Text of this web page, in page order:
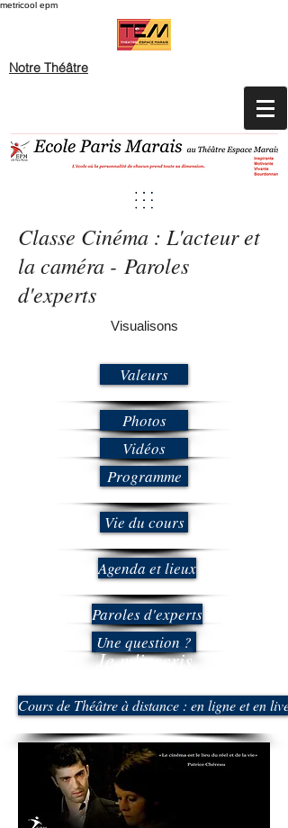
metricool epm
Notre Théâtre
Classe Cinéma : L'acteur et
la caméra - Paroles
d'experts
Visualisons
Valeurs
Photos
Vidéos
Programme
Vie du cours
Agenda et lieux
Paroles d'experts
Une question ?
Je m'inscris
Cours de Théâtre à distance : en ligne et en live